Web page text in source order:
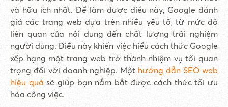
và hữu ích nhất. Để làm được điều này, Google đánh
giá các trang web dựa trên nhiều yếu tố, từ mức độ
liên quan của nội dung đến chất lượng trải nghiệm
người dùng. Điều này khiến việc hiểu cách thức Google
xếp hạng một trang web trở thành nhiệm vụ tối quan
trọng đối với doanh nghiệp. Một hướng dẫn SEO web
hiệu quả sẽ giúp bạn nắm bắt được cách thức tối ưu
hóa công việc.